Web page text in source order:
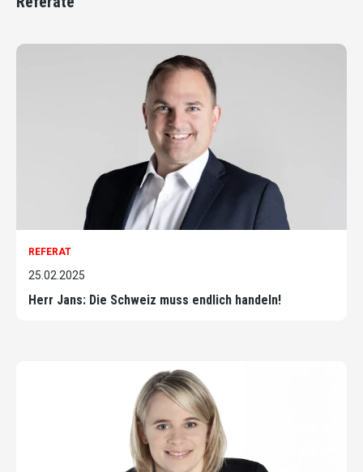
REFERAT
25.02.2025
Herr Jans: Die Schweiz muss endlich handeln!